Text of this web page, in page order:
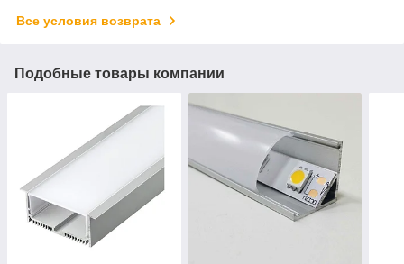
Все условия возврата
Подобные товары компании